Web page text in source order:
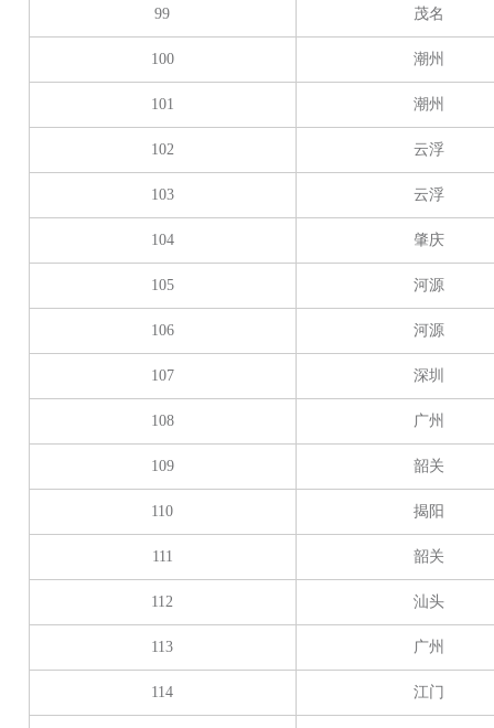
99 茂名
100 潮州
101 潮州
102 云浮
103 云浮
104 肇庆
105 河源
106 河源
107 深圳
108 广州
109 韶关
110 揭阳
111 韶关
112 汕头
113 广州
114 江门